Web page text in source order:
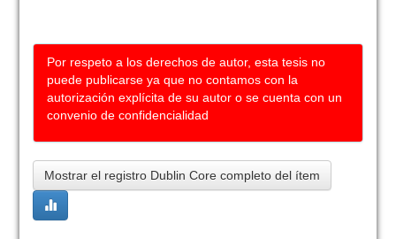
Por respeto a los derechos de autor, esta tesis no
puede publicarse ya que no contamos con la
autorización explícita de su autor o se cuenta con un
convenio de confidencialidad
Mostrar el registro Dublin Core completo del ítem